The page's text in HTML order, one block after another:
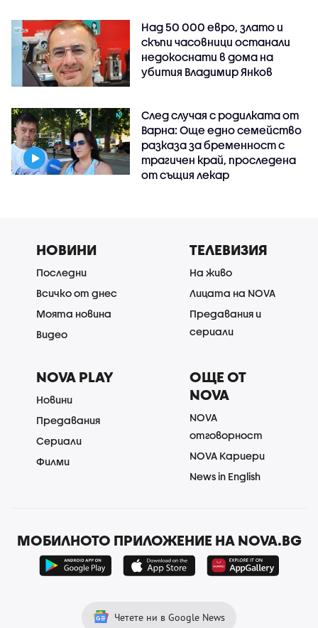
Над 50 000 евро, злато и
скъпи часовници останали
недокоснати в дома на
убития Владимир Янков
След случая с родилката от
Варна: Още едно семейство
разказа за бременност с
трагичен край, проследена
от същия лекар
НОВИНИ
Последни
Всичко от днес
Моята новина
Видео
ТЕЛЕВИЗИЯ
На живо
Лицата на NOVA
Предавания и
сериали
NOVA PLAY
Новини
Предавания
Сериали
Филми
ОЩЕ ОТ
NOVA
NOVA
отговорност
NOVA Кариери
News in English
МОБИЛНОТО ПРИЛОЖЕНИЕ НА NOVA.BG
Четете ни в Google News